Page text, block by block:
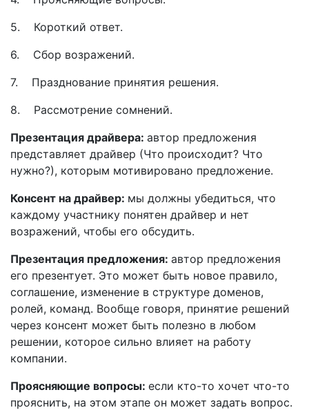
5. Короткий ответ.
6. Сбор возражений.
7. Празднование принятия решения.
8. Рассмотрение сомнений.
Презентация драйвера: автор предложения
представляет драйвер (Что происходит? Что
нужно?), которым мотивировано предложение.
Консент на драйвер: мы должны убедиться, что
каждому участнику понятен драйвер и нет
возражений, чтобы его обсудить.
Презентация предложения: автор предложения
его презентует. Это может быть новое правило,
соглашение, изменение в структуре доменов,
ролей, команд. Вообще говоря, принятие решений
через консент может быть полезно в любом
решении, которое сильно влияет на работу
компании.
Проясняющие вопросы: если кто-то хочет что-то
прояснить, на этом этапе он может задать вопрос.